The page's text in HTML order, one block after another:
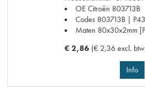
OE Citroën 803713B
Codes 803713B |
Maten 80x30x2mm
€ 2,86 (€ 2,36 excl.
Info